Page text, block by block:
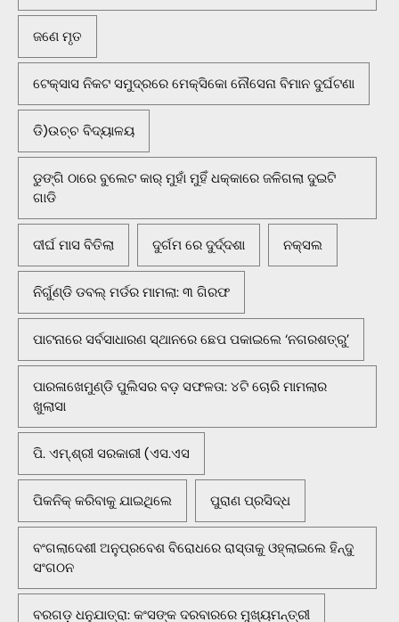
ଜଣେ ମୃତ
ଟେକ୍ସାସ ନିକଟ ସମୁଦ୍ରରେ ମେକ୍ସିକୋ ନୌସେନା ବିମାନ ଦୁର୍ଘଟଣା
ଡି)ଉଚ୍ଚ ବିଦ୍ୟାଳୟ
ଡୁଙ୍ଗି ଠାରେ ବୁଲେଟ କାର୍ ମୁହାଁ ମୁହିଁ ଧକ୍କାରେ ଜଳିଗଲା ଦୁଇଟି
ଗାଡି
ଦୀର୍ଘ ମାସ ବିତିଲା ଦୁର୍ଗମ ରେ ଦୁର୍ଦ୍ଦଶା ନକ୍ସଲ
ନିର୍ଗୁଣ୍ଡି ଡବଲ୍ ମର୍ଡର ମାମଲା: ୩ ଗିରଫ
ପାଟନାରେ ସର୍ବସାଧାରଣ ସ୍ଥାନରେ ଛେପ ପକାଇଲେ ‘ନଗରଶତ୍ରୁ’
ପାରଳାଖେମୁଣ୍ଡି ପୁଲିସର ବଡ଼ ସଫଳତା: ୪ଟି ଚୋରି ମାମଲାର
ଖୁଲାସା
ପି. ଏମ୍.ଶ୍ରୀ ସରକାରୀ (ଏସ.ଏସ
ପିକନିକ୍‌ କରିବାକୁ ଯାଇଥିଲେ ପୁରାଣ ପ୍ରସିଦ୍ଧ
ବଂଗଲାଦେଶୀ ଅନୁପ୍ରବେଶ ବିରୋଧରେ ରାସ୍ତାକୁ ଓହ୍ଲାଇଲେ ହିନ୍ଦୁ
ସଂଗଠନ
ବରଗଡ଼ ଧନୁଯାତ୍ରା: କଂସଙ୍କ ଦରବାରରେ ମୁଖ୍ୟମନ୍ତ୍ରୀ